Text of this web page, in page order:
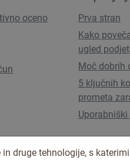
oceno
Prva stran
Kako
ugled
Moč dobrih
5 ključnih
prometa
druge tehnologije, s